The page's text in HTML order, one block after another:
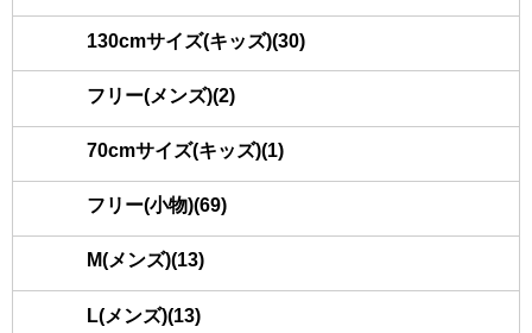
130cmサイズ(キッズ)(30)
フリー(メンズ)(2)
70cmサイズ(キッズ)(1)
フリー(小物)(69)
M(メンズ)(13)
L(メンズ)(13)